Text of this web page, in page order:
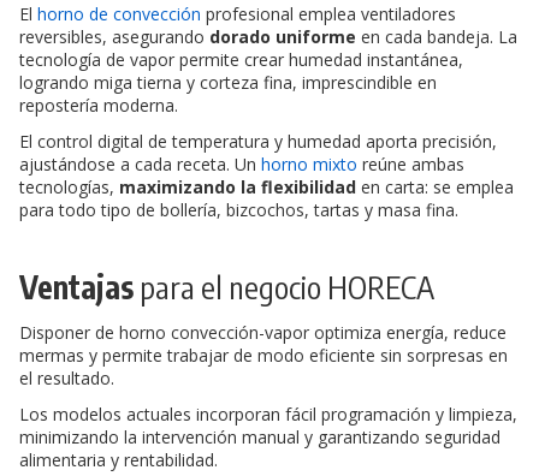
El horno de convección profesional emplea ventiladores
reversibles, asegurando dorado uniforme en cada bandeja. La
tecnología de vapor permite crear humedad instantánea,
logrando miga tierna y corteza fina, imprescindible en
repostería moderna.
El control digital de temperatura y humedad aporta precisión,
ajustándose a cada receta. Un horno mixto reúne ambas
tecnologías, maximizando la flexibilidad en carta: se emplea
para todo tipo de bollería, bizcochos, tartas y masa fina.
Ventajas para el negocio HORECA
Disponer de horno convección-vapor optimiza energía, reduce
mermas y permite trabajar de modo eficiente sin sorpresas en
el resultado.
Los modelos actuales incorporan fácil programación y limpieza,
minimizando la intervención manual y garantizando seguridad
alimentaria y rentabilidad.